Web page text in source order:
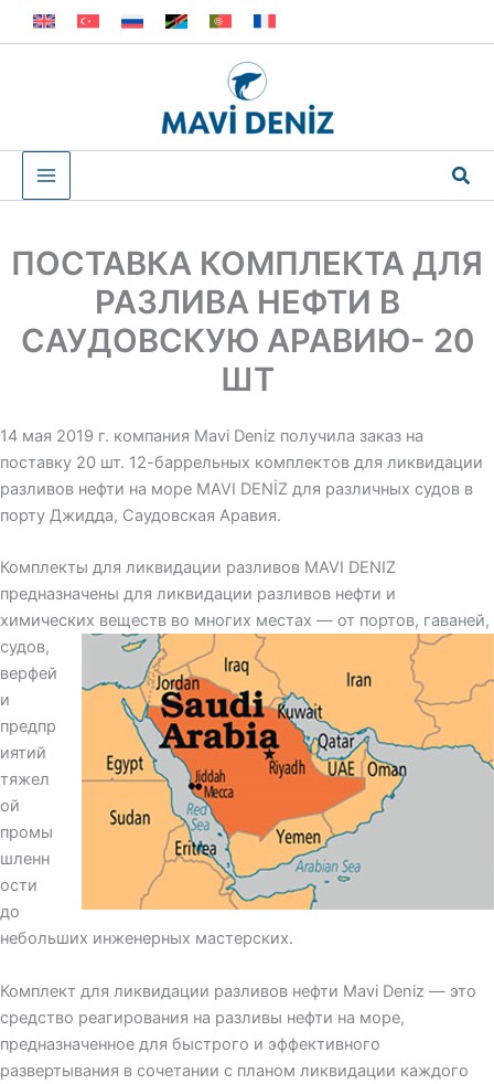
Перейти
к
ПОСТАВКА КОМПЛЕКТА ДЛЯ
РАЗЛИВА НЕФТИ В
САУДОВСКУЮ АРАВИЮ- 20
ШТ
14 мая 2019 г. компания Mavi Deniz получила заказ на
поставку 20 шт. 12-баррельных комплектов для ликвидации
разливов нефти на море MAVI DENİZ для различных судов в
порту Джидда, Саудовская Аравия.
Комплекты для ликвидации разливов MAVI DENIZ
предназначены для ликвидации разливов нефти и
химических веществ во многих местах — от портов, гаваней,
судов,
верфей
и
предпр
иятий
тяжел
ой
промы
шленн
ости
до
небольших инженерных мастерских.
Комплект для ликвидации разливов нефти Mavi Deniz — это
средство реагирования на разливы нефти на море,
предназначенное для быстрого и эффективного
развертывания в сочетании с планом ликвидации каждого